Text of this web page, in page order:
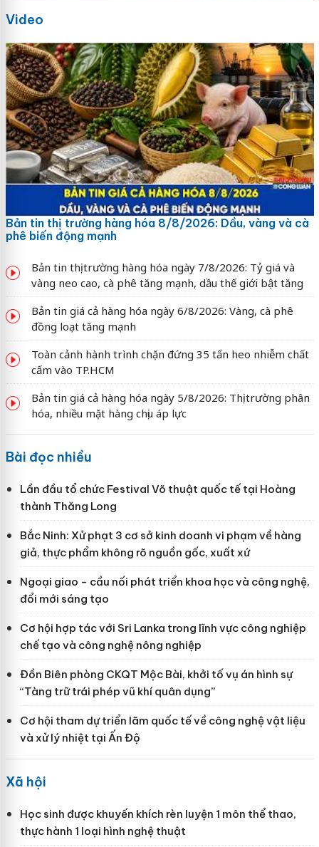
Video
Bản tin thị trường hàng hóa 8/8/2026: Dầu, vàng và cà
phê biến động mạnh
Bản tin thị trường hàng hóa ngày 7/8/2026: Tỷ giá và
vàng neo cao, cà phê tăng mạnh, dầu thế giới bật tăng
Bản tin giá cả hàng hóa ngày 6/8/2026: Vàng, cà phê
đồng loạt tăng mạnh
Toàn cảnh hành trình chặn đứng 35 tấn heo nhiễm chất
cấm vào TP.HCM
Bản tin giá cả hàng hóa ngày 5/8/2026: Thị trường phân
hóa, nhiều mặt hàng chịu áp lực
Bài đọc nhiều
Lần đầu tổ chức Festival Võ thuật quốc tế tại Hoàng
thành Thăng Long
Bắc Ninh: Xử phạt 3 cơ sở kinh doanh vi phạm về hàng
giả, thực phẩm không rõ nguồn gốc, xuất xứ
Ngoại giao - cầu nối phát triển khoa học và công nghệ,
đổi mới sáng tạo
Cơ hội hợp tác với Sri Lanka trong lĩnh vực công nghiệp
chế tạo và công nghệ nông nghiệp
Đồn Biên phòng CKQT Mộc Bài, khởi tố vụ án hình sự
“Tàng trữ trái phép vũ khí quân dụng”
Cơ hội tham dự triển lãm quốc tế về công nghệ vật liệu
và xử lý nhiệt tại Ấn Độ
Xã hội
Học sinh được khuyến khích rèn luyện 1 môn thể thao,
thực hành 1 loại hình nghệ thuật